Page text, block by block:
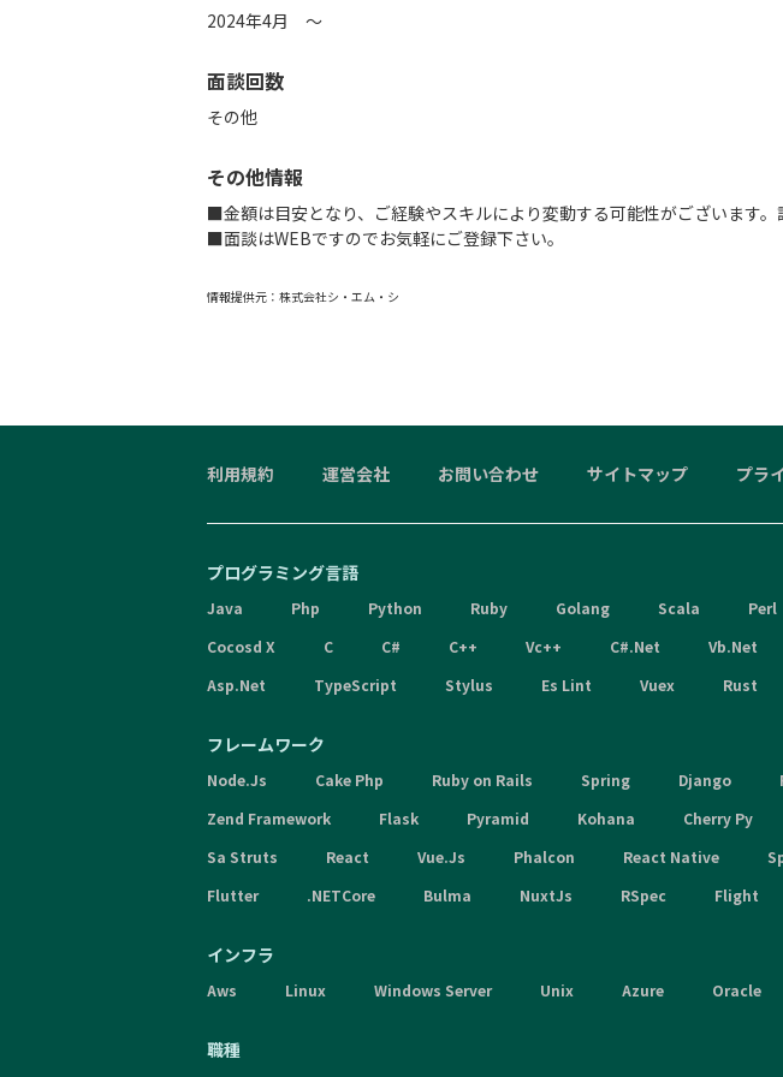
2024年4月 ～
面談回数
その他
その他情報
■金額は目安となり、ご経験やスキルにより変動する可能性がございます。
■面談はWEBですのでお気軽にご登録下さい。
情報提供元： 株式会社シ・エム・シ
利用規約 運営会社 お問い合わせ サイトマップ プラ
プログラミング言語
Java Php Python Ruby Golang Scala Perl
Cocosd X
C C# C++ Vc++ C#.Net Vb.Net
Asp.Net
TypeScript Stylus Es Lint Vuex Rust
フレームワーク
Node.Js Cake Php Ruby on Rails Spring Django
Zend Framework
Flask Pyramid Kohana Cherry Py
Sa Struts
React Vue.Js Phalcon React Native
Flutter
.NETCore Bulma NuxtJs RSpec Flight
インフラ
Aws Linux Windows Server Unix Azure Oracle
職種